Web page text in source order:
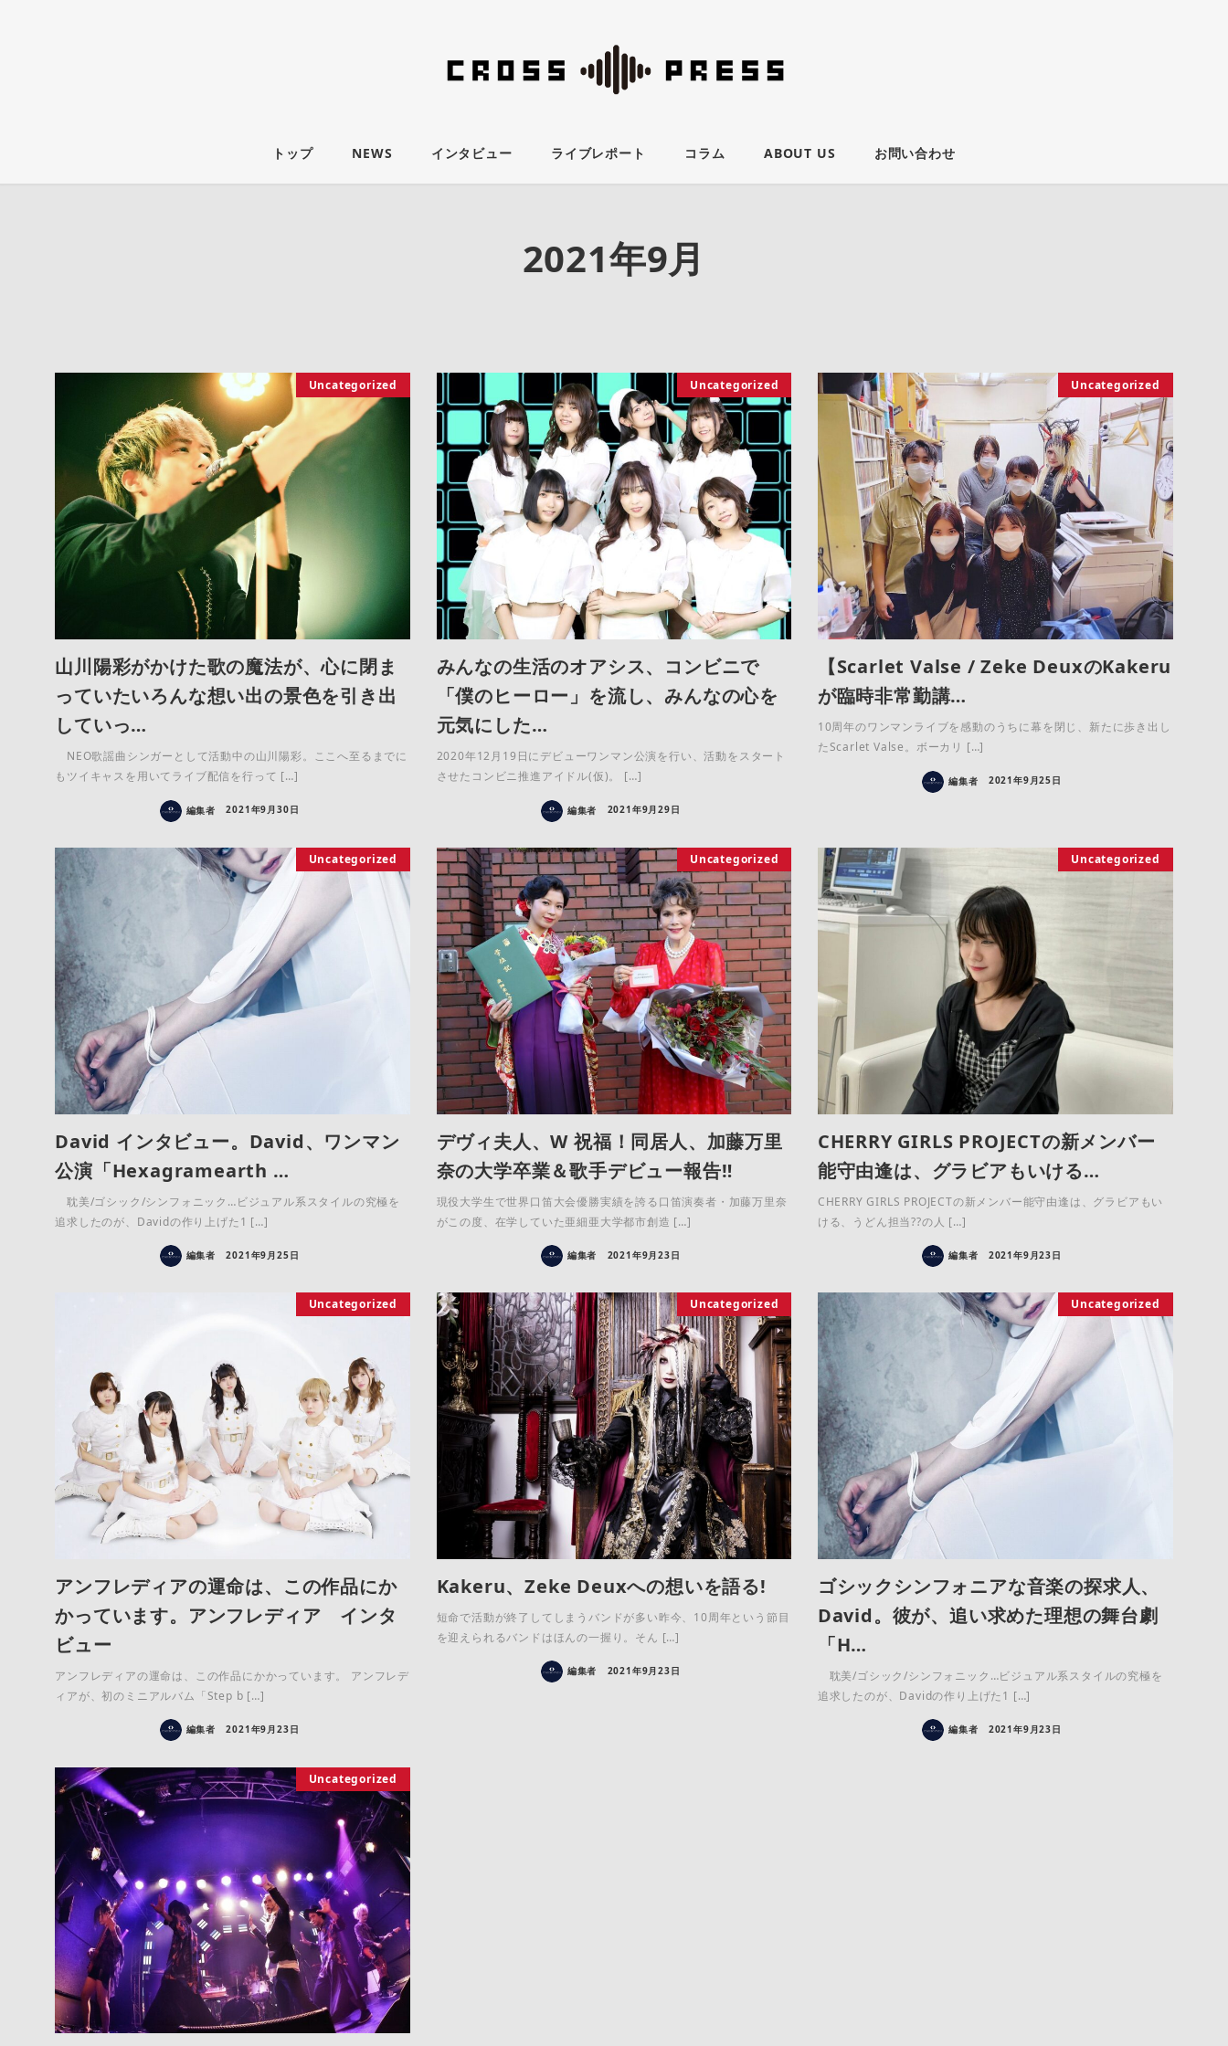
トップ NEWS インタビュー ライブレポート コラム ABOUT US お問い合わせ
2021年9月
Uncategorized
山川陽彩がかけた歌の魔法が、心に閉ま
っていたいろんな想い出の景色を引き出
していっ…
NEO歌謡曲シンガーとして活動中の山川陽彩。ここへ至るまでに
もツイキャスを用いてライブ配信を行って […]
編集者 2021年9月30日
Uncategorized
みんなの生活のオアシス、コンビニで
「僕のヒーロー」を流し、みんなの心を
元気にした…
2020年12月19日にデビューワンマン公演を行い、活動をスタート
させたコンビニ推進アイドル(仮)。 […]
編集者 2021年9月29日
Uncategorized
【Scarlet Valse / Zeke DeuxのKakeru
が臨時非常勤講…
10周年のワンマンライブを感動のうちに幕を閉じ、新たに歩き出し
たScarlet Valse。ボーカリ […]
編集者 2021年9月25日
Uncategorized
David インタビュー。David、ワンマン
公演「Hexagramearth …
耽美/ゴシック/シンフォニック…ビジュアル系スタイルの究極を
追求したのが、Davidの作り上げた1 […]
編集者 2021年9月25日
Uncategorized
デヴィ夫人、W 祝福！同居人、加藤万里
奈の大学卒業＆歌手デビュー報告‼
現役大学生で世界口笛大会優勝実績を誇る口笛演奏者・加藤万里奈
がこの度、在学していた亜細亜大学都市創造 […]
編集者 2021年9月23日
Uncategorized
CHERRY GIRLS PROJECTの新メンバー
能守由逢は、グラビアもいける…
CHERRY GIRLS PROJECTの新メンバー能守由逢は、グラビアもい
ける、うどん担当??の人 […]
編集者 2021年9月23日
Uncategorized
アンフレディアの運命は、この作品にか
かっています。アンフレディア インタ
ビュー
アンフレディアの運命は、この作品にかかっています。 アンフレデ
ィアが、初のミニアルバム「Step b […]
編集者 2021年9月23日
Uncategorized
Kakeru、Zeke Deuxへの想いを語る!
短命で活動が終了してしまうバンドが多い昨今、10周年という節目
を迎えられるバンドはほんの一握り。そん […]
編集者 2021年9月23日
Uncategorized
ゴシックシンフォニアな音楽の探求人、
David。彼が、追い求めた理想の舞台劇
「H…
耽美/ゴシック/シンフォニック…ビジュアル系スタイルの究極を
追求したのが、Davidの作り上げた1 […]
編集者 2021年9月23日
Uncategorized